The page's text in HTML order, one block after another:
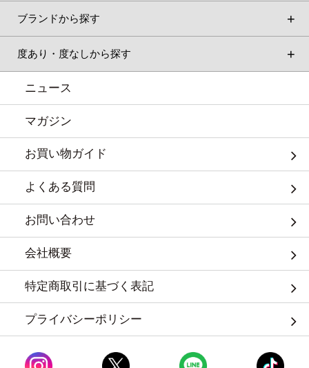
ブランドから探す
度あり・度なしから探す
ニュース
マガジン
お買い物ガイド
よくある質問
お問い合わせ
会社概要
特定商取引に基づく表記
プライバシーポリシー